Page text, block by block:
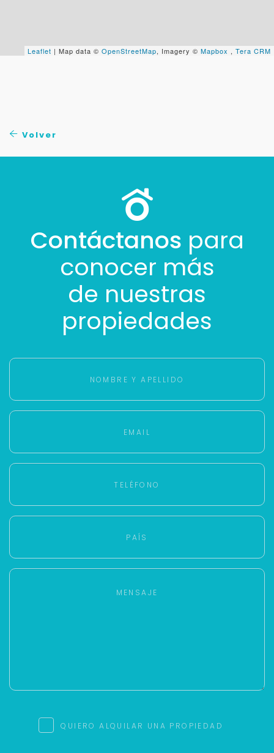
Leaflet | Map data © OpenStreetMap, Imagery © Mapbox , Tera CRM
Volver
Contáctanos para
conocer más
de nuestras
propiedades
QUIERO ALQUILAR UNA PROPIEDAD
Tus datos están seguros
Buscamos darte la mejor experiencia.
Con estos datos podemos responderte mejor y
más rápido.